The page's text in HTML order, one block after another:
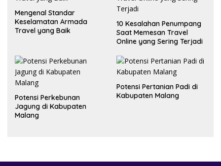
Mengenal Standar
Keselamatan Armada
Travel yang Baik
10 Kesalahan Penumpang
Saat Memesan Travel
Online yang Sering Terjadi
Potensi Perkebunan
Jagung di Kabupaten
Malang
Potensi Pertanian Padi di
Kabupaten Malang